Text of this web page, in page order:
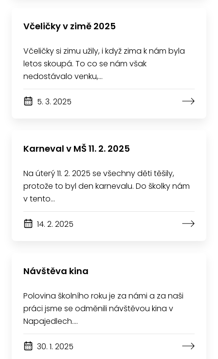
Včeličky v zimě 2025
Včeličky si zimu užily, i když zima k nám byla
letos skoupá. To co se nám však
nedostávalo venku,…
5. 3. 2025
Karneval v MŠ 11. 2. 2025
Na úterý 11. 2. 2025 se všechny děti těšily,
protože to byl den karnevalu. Do školky nám
v tento…
14. 2. 2025
Návštěva kina
Polovina školního roku je za námi a za naši
práci jsme se odměnili návštěvou kina v
Napajedlech.…
30. 1. 2025